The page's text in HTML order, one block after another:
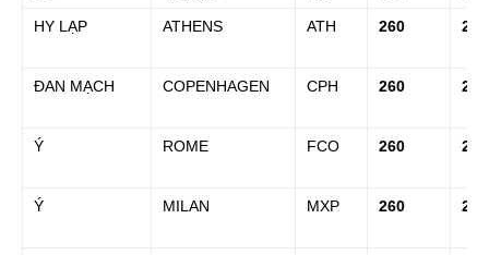
HY LẠP ATHENS ATH 260 290
ĐAN MẠCH COPENHAGEN CPH 260 290
Ý ROME FCO 260 290
Ý MILAN MXP 260 290